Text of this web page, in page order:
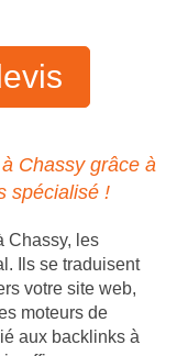
Chassy grâce à
spécialisé !
Chassy, les
Ils se traduisent
votre site web,
moteurs de
aux backlinks à